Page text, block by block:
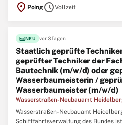
Maßnahmen im Straßenbau (Straßen,
location_on PoingscheduleVollzeit
fiber_newNEU vor 3 Tagen
Staatlich geprüfte
geprüfter Techniker der
Bautechnik (m/w/d) oder
Wasserbaumeisterin /
Wasserbaumeister (m/w/d)
Wasserstraßen-Neubauamt
Wasserstraßen-Neubauamt
Schifffahrtsverwaltung des Bundes